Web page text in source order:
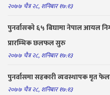
२०७७ चैत्र २८, शनिबार १७:१३
पुनर्वासको ६५ बिघामा नेपाल आयल
प्रारम्भिक छलफल सुरु
२०७७ चैत्र २८, शनिबार १७:१३
पुनर्वासमा सहकारी व्यवस्थापक मृत
२०७७ चैत्र २८, शनिबार १७:१३